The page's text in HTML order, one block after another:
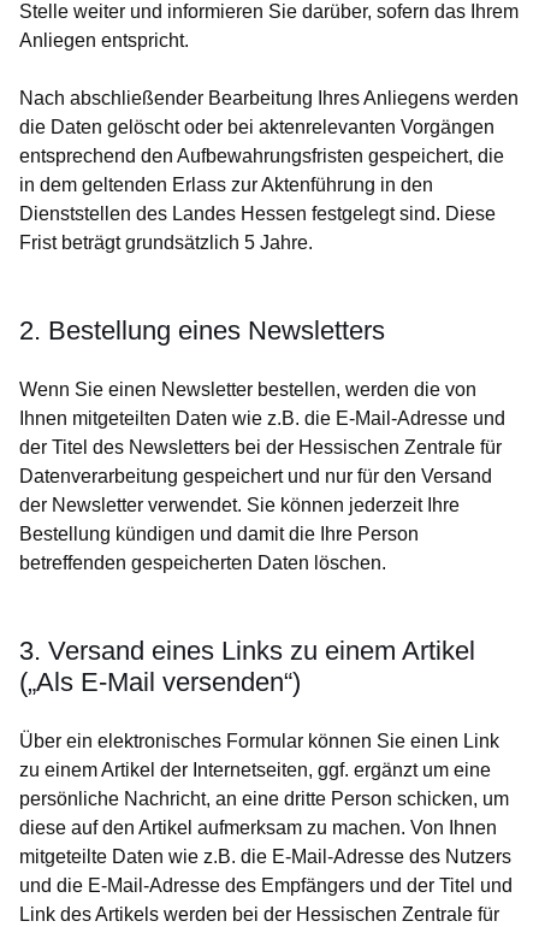
Stelle weiter und informieren Sie darüber, sofern das Ihrem
Anliegen entspricht.
Nach abschließender Bearbeitung Ihres Anliegens werden
die Daten gelöscht oder bei aktenrelevanten Vorgängen
entsprechend den Aufbewahrungsfristen gespeichert, die
in dem geltenden Erlass zur Aktenführung in den
Dienststellen des Landes Hessen festgelegt sind. Diese
Frist beträgt grundsätzlich 5 Jahre.
2. Bestellung eines Newsletters
Wenn Sie einen Newsletter bestellen, werden die von
Ihnen mitgeteilten Daten wie z.B. die E-Mail-Adresse und
der Titel des Newsletters bei der Hessischen Zentrale für
Datenverarbeitung gespeichert und nur für den Versand
der Newsletter verwendet. Sie können jederzeit Ihre
Bestellung kündigen und damit die Ihre Person
betreffenden gespeicherten Daten löschen.
3. Versand eines Links zu einem Artikel
(„Als E-Mail versenden“)
Über ein elektronisches Formular können Sie einen Link
zu einem Artikel der Internetseiten, ggf. ergänzt um eine
persönliche Nachricht, an eine dritte Person schicken, um
diese auf den Artikel aufmerksam zu machen. Von Ihnen
mitgeteilte Daten wie z.B. die E-Mail-Adresse des Nutzers
und die E-Mail-Adresse des Empfängers und der Titel und
Link des Artikels werden bei der Hessischen Zentrale für